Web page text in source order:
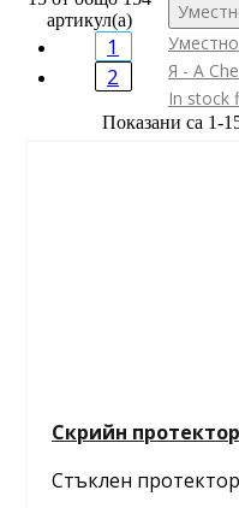
Я - А
In stock
Показани са 1-
Скрийн
Стъклен
артикул(а)
1
2